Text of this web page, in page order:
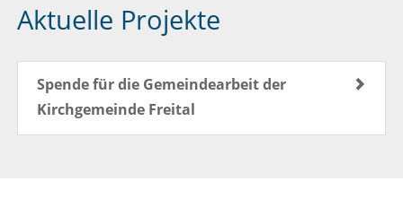
Aktuelle Projekte
Spende für die Gemeindearbeit der
Kirchgemeinde Freital